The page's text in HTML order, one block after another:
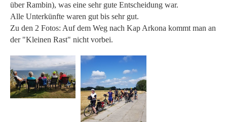
über Rambin), was eine sehr gute Entscheidung war.
Alle Unterkünfte waren gut bis sehr gut.
Zu den 2 Fotos: Auf dem Weg nach Kap Arkona kommt man an
der "Kleinen Rast" nicht vorbei.